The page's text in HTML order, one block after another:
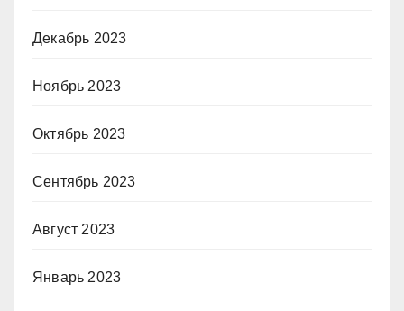
Декабрь 2023
Ноябрь 2023
Октябрь 2023
Сентябрь 2023
Август 2023
Январь 2023